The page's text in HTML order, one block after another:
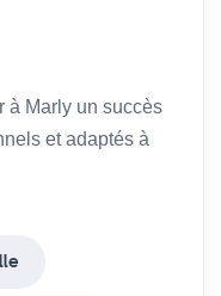
à Marly un succès
et adaptés à